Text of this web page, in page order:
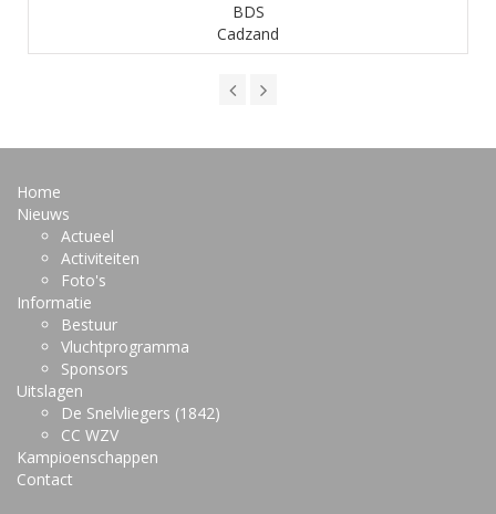
BDS
Cadzand
Home
Nieuws
Actueel
Activiteiten
Foto's
Informatie
Bestuur
Vluchtprogramma
Sponsors
Uitslagen
De Snelvliegers (1842)
CC WZV
Kampioenschappen
Contact